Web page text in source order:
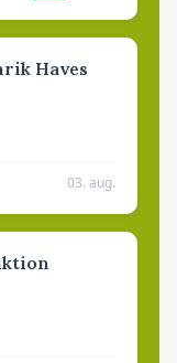
Haves
03. aug.